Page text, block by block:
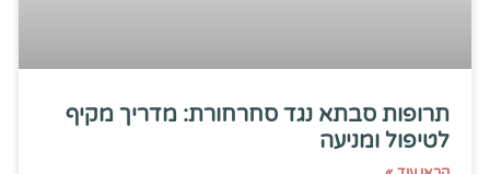
תרופות סבתא נגד סחרחורת: מדריך מקיף
לטיפול ומניעה